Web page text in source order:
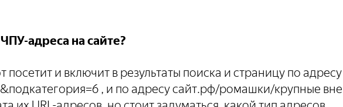
адреса на сайте?
и включит в результаты поиска и страницу по адресу
, и по адресу сайт.рф/ромашки/крупные вне
их URL-адресов, но стоит задуматься, какой тип адресов